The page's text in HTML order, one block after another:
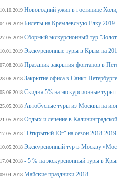
10.10.2019 Новогодний ужин в гостинице
04.09.2019 Билеты на Кремлевскую Елку
27.05.2019 Сборный экскурсионный тур
10.01.2019 Экскурсионные туры в Крым на
07.08.2018 Праздник закрытия фонтанов в
28.06.2018 Закрытие офиса в Санкт-
05.06.2018 Скидка 5% на экскурсионные
25.05.2018 Автобусные туры из Москвы на
21.05.2018 Отдых и лечение в
17.05.2018 "Открытый Юг" на сезон 2018-2019
10.05.2018 Экскурсионный тур в Москву
17.04.2018 - 5 % на экскурсионный туры в
09.04.2018 Майские праздники 2018